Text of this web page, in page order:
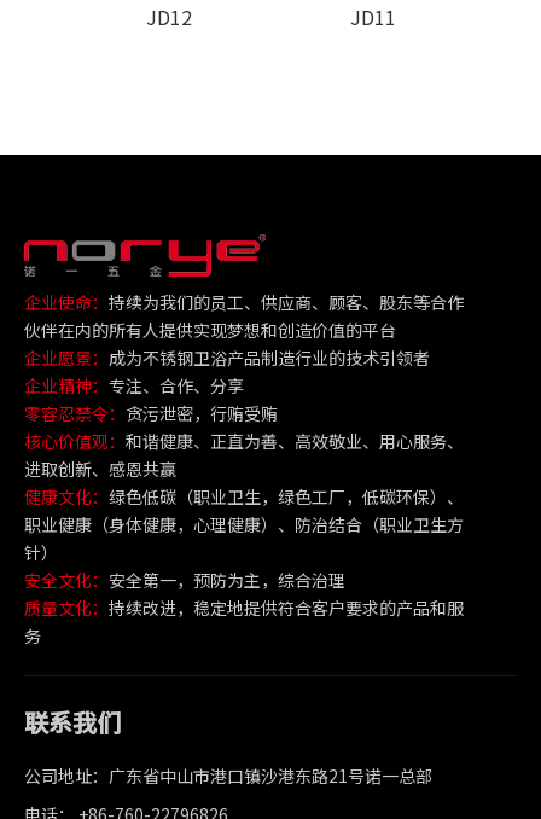
JD12 JD11
企业使命： 持续为我们的员工、供应商、顾客、股东等合作
伙伴在内的所有人提供实现梦想和创造价值的平台
企业愿景： 成为不锈钢卫浴产品制造行业的技术引领者
企业精神： 专注、合作、分享
零容忍禁令： 贪污泄密，行贿受贿
核心价值观： 和谐健康、正直为善、高效敬业、用心服务、
进取创新、感恩共赢
健康文化： 绿色低碳（职业卫生，绿色工厂，低碳环保）、
职业健康（身体健康，心理健康）、防治结合（职业卫生方
针）
安全文化： 安全第一，预防为主，综合治理
质量文化： 持续改进，稳定地提供符合客户要求的产品和服
务
联系我们
公司地址：广东省中山市港口镇沙港东路21号诺一总部
电话： +86-760-22796826